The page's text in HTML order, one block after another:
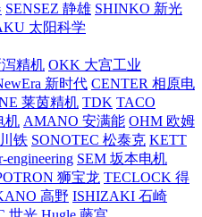
SENSEZ 静雄 SHINKO 新光
太阳科学
精机 OKK 大宫工业
新时代 CENTER 相原电
莱茵精机 TDK TACO
机 AMANO 安满能 OHM 欧姆
铁 SONOTEC 松泰克 KETT
engineering SEM 坂本电机
狮宝龙 TECLOCK 得
高野 ISHIZAKI 石崎